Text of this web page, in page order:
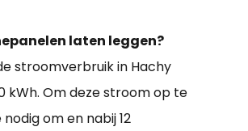
laten leggen?
stroomverbruik in Hachy
kWh. Om deze stroom op te
om en nabij 12